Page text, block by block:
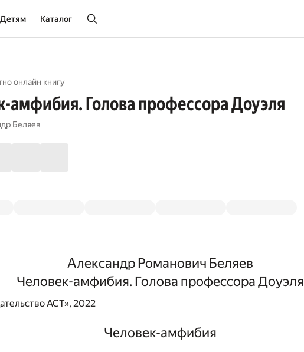
Детям Каталог
онлайн книгу
амфибия. Голова профессора Доуэля
Беляев
Александр Романович Беляев
Человек-амфибия. Голова профессора Доуэля
АСТ», 2022
Человек-амфибия